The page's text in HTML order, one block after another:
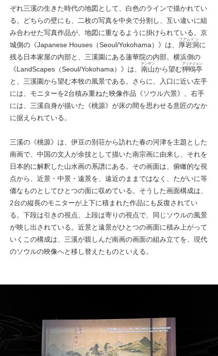
ぞれ三溪の生きた時代の地図として、白色のラインで描かれてい
る。どちらの壁にも、二枚の写真を中央で分割し、互い違いに組
み合わせた写真作品が、地図に重なるように掛けられている。京
城側の《Japanese Houses（Seoul/Yokohama）》は、
厚岩洞
フアムドン
に
残る日本家屋の内部と、三溪園にある蓮華院の内部。横浜側の
《LandScapes（Seoul/Yokohama）》は、 南山
ナンザン
から望む狎鴎亭
アックジョン
と、三溪園から望む本牧の風景である。さらに、入口に近い左手
には、モニターを2台積み重ねた映像作品《ソウル六景》、右手
には、三溪自身が描いた《桃源》が床の間を思わせる意匠のなか
に据えられている。
三溪の《桃源》は、伊豆の別荘から訪れた春の河津を主題とした
南画で、中国の文人が余技として描いた南宗画に由来し、それを
日本的に解釈した山水画の系譜にある。その画面は、俯瞰的な視
点から、近景・中景・遠景を、遠近のままではなく、たがいに等
価なものとしてひとつの面に収めている。そうした画面構成は、
2台の縦長のモニターが上下に積まれた作品にも反復されてい
る。下段は引きの視点、上段は寄りの視点で、同じソウルの風景
が映し出されている。近景と遠景がひとつの画面に積み上がって
いくこの構成は、三溪が親しんだ南画の画面の組み立てを、現代
のソウルの映像へと移し替えたものといえる。